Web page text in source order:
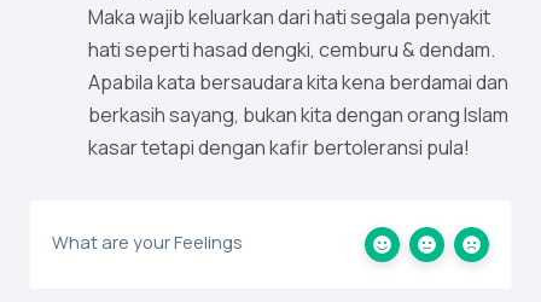
Maka wajib keluarkan dari hati segala penyakit
hati seperti hasad dengki, cemburu & dendam.
Apabila kata bersaudara kita kena berdamai dan
berkasih sayang, bukan kita dengan orang Islam
kasar tetapi dengan kafir bertoleransi pula!
What are your Feelings